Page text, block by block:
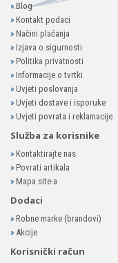
»Blog
» Kontakt podaci
» Načini plaćanja
» Izjava o sigurnosti
» Politika privatnosti
» Informacije o tvrtki
» Uvjeti poslovanja
» Uvjeti dostave i isporuke
» Uvjeti povrata i reklamacije
Služba za korisnike
» Kontaktirajte nas
» Povrati artikala
» Mapa site-a
Dodaci
» Robne marke (brandovi)
» Akcije
Korisnički račun